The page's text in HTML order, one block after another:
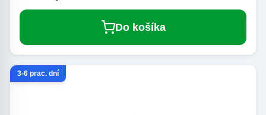
Do košíka
3-6 prac. dní